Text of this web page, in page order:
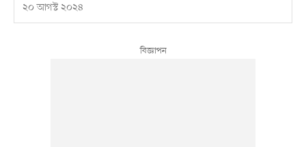
২০ আগস্ট ২০২৪